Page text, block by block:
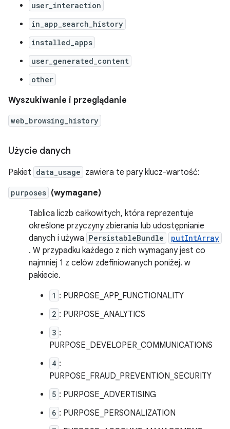
user_interaction
in_app_search_history
installed_apps
user_generated_content
other
Wyszukiwanie i przeglądanie
web_browsing_history
Użycie danych
Pakiet data_usage zawiera te pary klucz-wartość:
purposes (wymagane)
Tablica liczb całkowitych, która reprezentuje
określone przyczyny zbierania lub udostępnianie
danych i używa PersistableBundle putIntArray
. W przypadku każdego z nich wymagany jest co
najmniej 1 z celów zdefiniowanych poniżej. w
pakiecie.
1 : PURPOSE_APP_FUNCTIONALITY
2 : PURPOSE_ANALYTICS
3 :
PURPOSE_DEVELOPER_COMMUNICATIONS
4 :
PURPOSE_FRAUD_PREVENTION_SECURITY
5 : PURPOSE_ADVERTISING
6 : PURPOSE_PERSONALIZATION